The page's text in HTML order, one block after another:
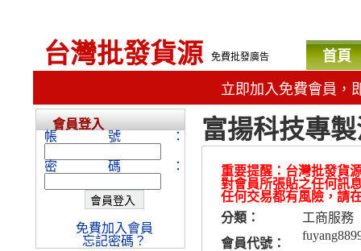
台灣批發貨源 免費批發廣告 首頁
立即加入免費會員，
富揚科技專
重要提醒：台灣批發貨
對會員所張貼之任何訊
任何交易都有風險，請
分類：
工商服務
會員代號：
會員登入
帳號：
密碼：
免費加入會員
忘記密碼？